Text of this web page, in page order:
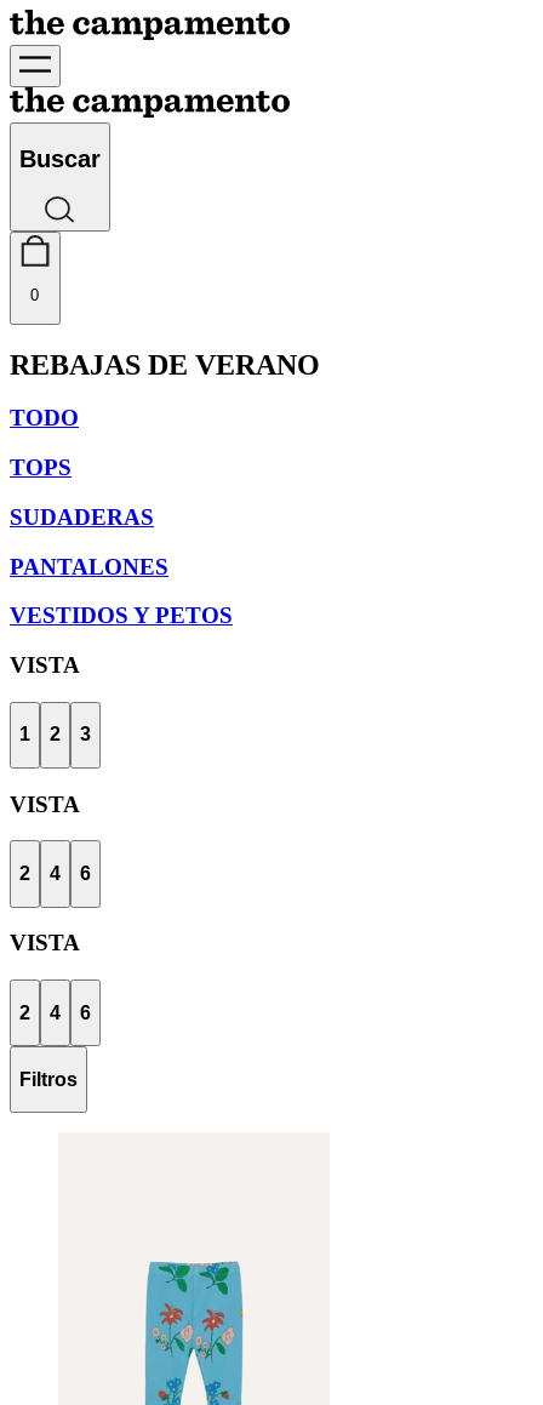
Buscar
0
REBAJAS DE VERANO
TODO
TOPS
SUDADERAS
PANTALONES
VESTIDOS Y PETOS
VISTA
1 2 3
VISTA
2 4 6
VISTA
2 4 6
Filtros